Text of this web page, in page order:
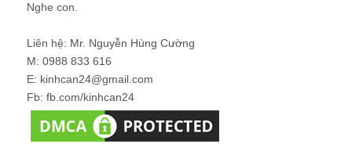
Nghe con.
Liên hệ: Mr. Nguyễn Hùng Cường
M: 0988 833 616
E: kinhcan24@gmail.com
Fb: fb.com/kinhcan24